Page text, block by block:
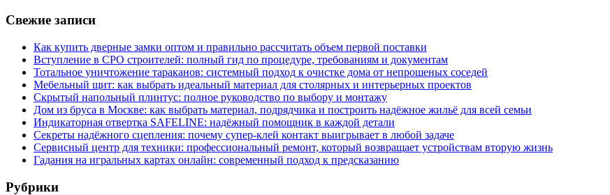
Свежие записи
Как купить дверные замки оптом и правильно рассчитать объем первой поставки
Вступление в СРО строителей: полный гид по процедуре, требованиям и документам
Тотальное уничтожение тараканов: системный подход к очистке дома от непрошеных соседей
Мебельный щит: как выбрать идеальный материал для столярных и интерьерных проектов
Скрытый напольный плинтус: полное руководство по выбору и монтажу
Дом из бруса в Москве: как выбрать материал, подрядчика и построить надёжное жильё для всей семьи
Индикаторная отвертка SAFELINE: надёжный помощник в каждой детали
Секреты надёжного сцепления: почему супер‑клей контакт выигрывает в любой задаче
Сервисный центр для техники: профессиональный ремонт, который возвращает устройствам вторую жизнь
Гадания на игральных картах онлайн: современный подход к предсказанию
Рубрики